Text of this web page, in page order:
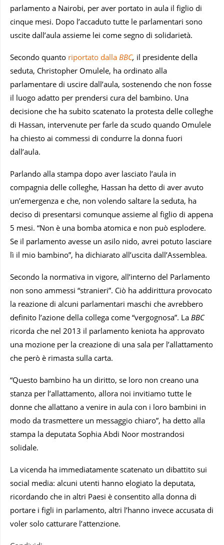
parlamento a Nairobi, per aver portato in aula il figlio di
cinque mesi. Dopo l’accaduto tutte le parlamentari sono
uscite dall’aula assieme lei come segno di solidarietà.
Secondo quanto riportato dalla BBC, il presidente della
seduta, Christopher Omulele, ha ordinato alla
parlamentare di uscire dall’aula, sostenendo che non fosse
il luogo adatto per prendersi cura del bambino. Una
decisione che ha subito scatenato la protesta delle colleghe
di Hassan, intervenute per farle da scudo quando Omulele
ha chiesto ai commessi di condurre la donna fuori
dall’aula.
Parlando alla stampa dopo aver lasciato l’aula in
compagnia delle colleghe, Hassan ha detto di aver avuto
un’emergenza e che, non volendo saltare la seduta, ha
deciso di presentarsi comunque assieme al figlio di appena
5 mesi. “Non è una bomba atomica e non può esplodere.
Se il parlamento avesse un asilo nido, avrei potuto lasciare
lì il mio bambino”, ha dichiarato all’uscita dall’Assemblea.
Secondo la normativa in vigore, all’interno del Parlamento
non sono ammessi “stranieri”. Ciò ha addirittura provocato
la reazione di alcuni parlamentari maschi che avrebbero
definito l’azione della collega come “vergognosa”. La BBC
ricorda che nel 2013 il parlamento keniota ha approvato
una mozione per la creazione di una sala per l’allattamento
che però è rimasta sulla carta.
“Questo bambino ha un diritto, se loro non creano una
stanza per l’allattamento, allora noi invitiamo tutte le
donne che allattano a venire in aula con i loro bambini in
modo da trasmettere un messaggio chiaro”, ha detto alla
stampa la deputata Sophia Abdi Noor mostrandosi
solidale.
La vicenda ha immediatamente scatenato un dibattito sui
social media: alcuni utenti hanno elogiato la deputata,
ricordando che in altri Paesi è consentito alla donna di
portare i figli in parlamento, altri l’hanno invece accusata di
voler solo catturare l’attenzione.